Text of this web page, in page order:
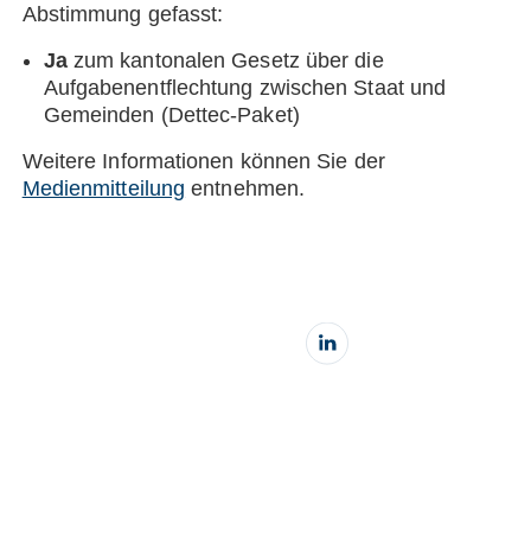
Abstimmung gefasst:
Ja zum kantonalen Gesetz über die
Aufgabenentflechtung zwischen Staat und
Gemeinden (Dettec-Paket)
Weitere Informationen können Sie der
Medienmitteilung entnehmen.